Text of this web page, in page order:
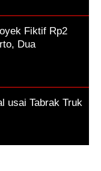
Fiktif Rp2
Dua
usai Tabrak Truk